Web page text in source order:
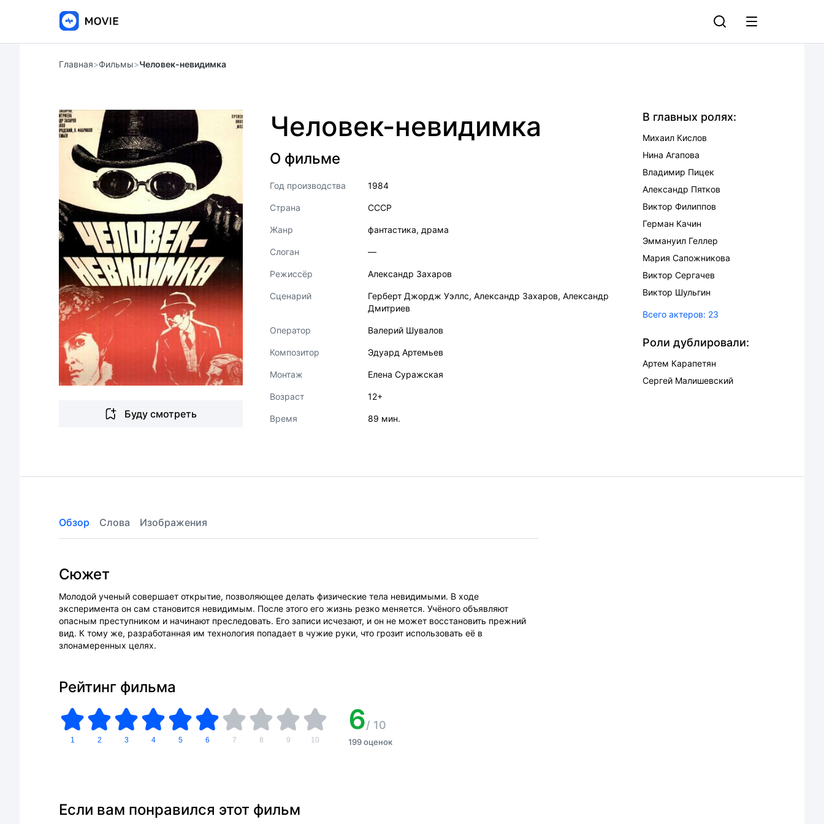
Главная>Фильмы>Человек-невидимка
Буду смотреть
Человек-невидимка
О фильме
Год производства 1984
Страна СССР
Жанр фантастика, драма
Слоган —
Режиссёр Александр Захаров
Сценарий Герберт Джордж Уэллс, Александр Захаров, Александр
Дмитриев
Оператор Валерий Шувалов
Композитор Эдуард Артемьев
Монтаж Елена Суражская
Возраст 12+
Время 89 мин.
В главных ролях:
Михаил Кислов
Нина Агапова
Владимир Пицек
Александр Пятков
Виктор Филиппов
Герман Качин
Эммануил Геллер
Мария Сапожникова
Виктор Сергачев
Виктор Шульгин
Всего актеров: 23
Роли дублировали:
Артем Карапетян
Сергей Малишевский
Обзор Слова Изображения
Сюжет
Молодой ученый совершает открытие, позволяющее делать физические тела невидимыми. В ходе
эксперимента он сам становится невидимым. После этого его жизнь резко меняется. Учёного объявляют
опасным преступником и начинают преследовать. Его записи исчезают, и он не может восстановить прежний
вид. К тому же, разработанная им технология попадает в чужие руки, что грозит использовать её в
злонамеренных целях.
Рейтинг фильма
1 2 3 4 5 6 7 8 9 10
6/ 10
199 оценок
Если вам понравился этот фильм